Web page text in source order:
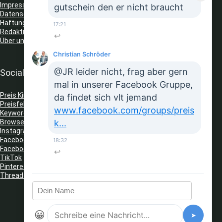
Impressum
Datenschutz
Haftungsausschluss
Redaktionelle Richtlinien
Über uns
Social Media
Preis King auf Telegram
Preisfehler Whats App Kanal
Keyword Tracker (Telegram)
Browser Erweiterungen: Gutschein Finder
Instagram
Facebook
Facebook Gruppe
TikTok
Pinterest
Threads
gutschein den er nicht braucht
17:21
↩
Christian Schröder
@JR leider nicht, frag aber gern
mal in unserer Facebook Gruppe,
da findet sich vlt jemand
www.facebook.com/groups/preis
k...
18:32
↩
😀 ➤